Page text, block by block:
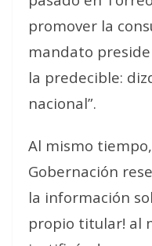
promover la
mandato
la predecible:
nacional”.
Al mismo
Gobernación
la información
propio titular! al